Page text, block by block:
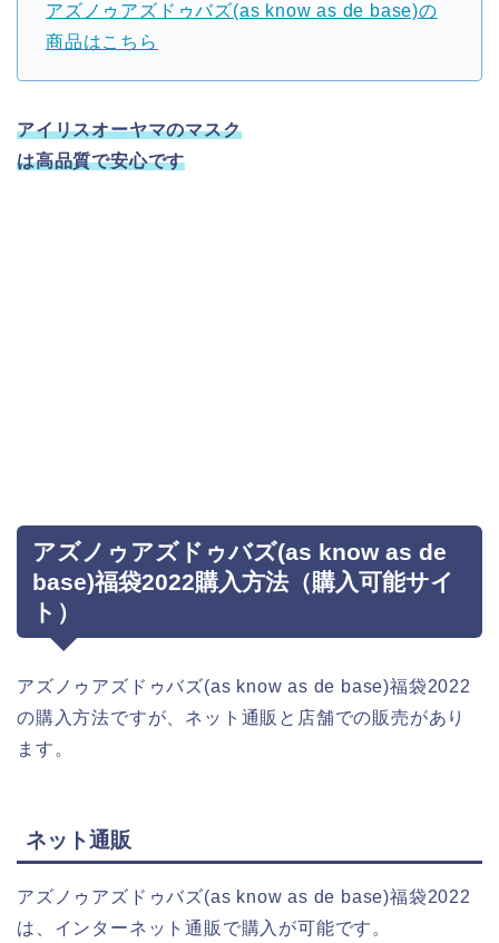
アズノゥアズドゥバズ(as know as de base)の
商品はこちら
アイリスオーヤマのマスク
は高品質で安心です
アズノゥアズドゥバズ(as know as de
base)福袋2022購入方法（購入可能サイ
ト）
アズノゥアズドゥバズ(as know as de base)福袋2022
の購入方法ですが、ネット通販と店舗での販売があり
ます。
ネット通販
アズノゥアズドゥバズ(as know as de base)福袋2022
は、インターネット通販で購入が可能です。